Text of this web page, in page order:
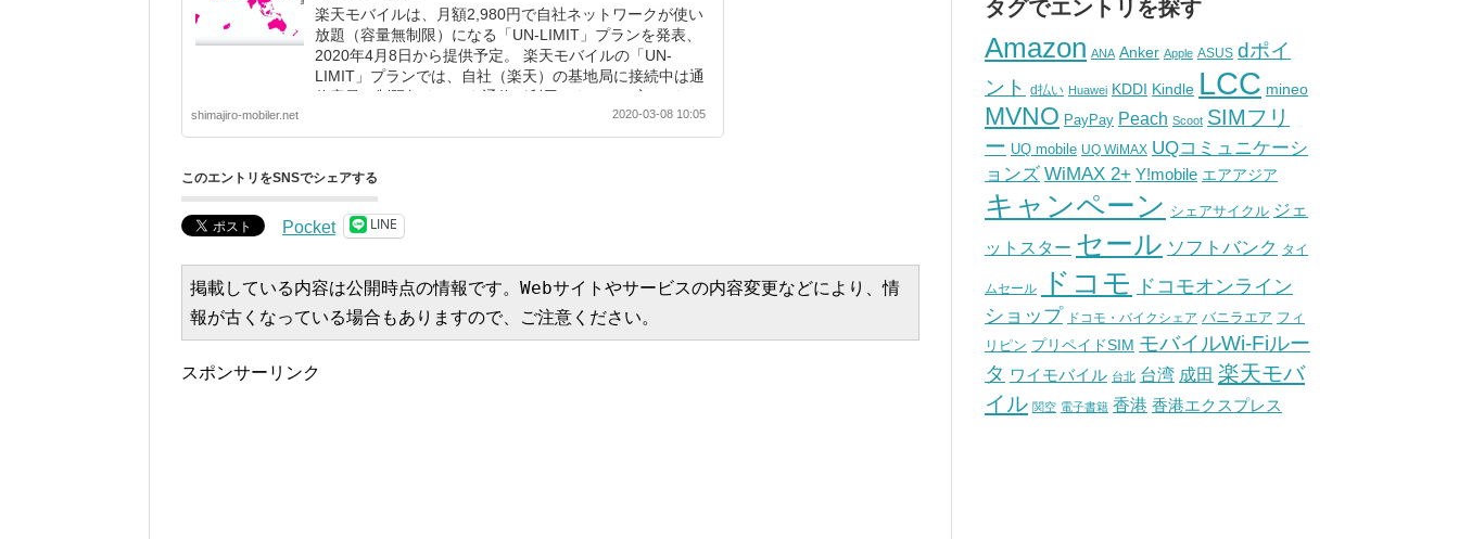
楽天モバイルは、月額2,980円で自社ネットワークが使い
放題（容量無制限）になる「UN-LIMIT」プランを発表、
2020年4月8日から提供予定。 楽天モバイルの「UN-
LIMIT」プランでは、自社（楽天）の基地局に接続中は通
信容量の制限無くデータ通信が利用できる。一方、パ...
shimajiro-mobiler.net 2020-03-08 10:05
このエントリをSNSでシェアする
Pocket LINE
掲載している内容は公開時点の情報です。Webサイトやサービスの内容変更などにより、情
報が古くなっている場合もありますので、ご注意ください。
スポンサーリンク
タグでエントリを探す
Amazon ANA Anker Apple ASUS dポイ
ント
d払い Huawei KDDI Kindle LCC mineo
MVNO PayPay Peach Scoot SIMフリ
ー UQ mobile UQ WiMAX UQコミュニケーシ
ョンズ WiMAX 2+ Y!mobile エアアジア
キャンペーン シェアサイクル ジェ
ットスター セール ソフトバンク タイ
ムセール ドコモ
ドコモオンライン
ショップ ドコモ・バイクシェア バニラエア フィ
リピン プリペイドSIM モバイルWi-Fiルー
タ ワイモバイル 台北 台湾 成田 楽天モバ
イル 関空 電子書籍 香港 香港エクスプレス